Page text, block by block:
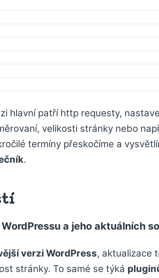
hlavní patří http requesty,
velikosti stránky nebo
termíny přeskočíme a
.
a jeho aktuálních
verzi WordPress, aktualizace
stránky. To samé se týká